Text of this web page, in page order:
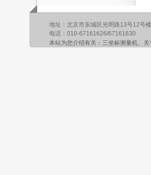
地址：北京市东城区光明路13号12号
电话：010-67161626/
本站为您介绍有关：三坐标测量机、